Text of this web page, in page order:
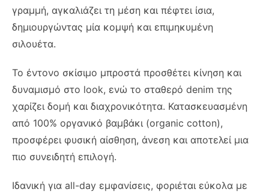
γραμμή, αγκαλιάζει τη μέση και πέφτει ίσια,
δημιουργώντας μία κομψή και επιμηκυμένη
σιλουέτα.
Το έντονο σκίσιμο μπροστά προσθέτει κίνηση και
δυναμισμό στο look, ενώ το σταθερό denim της
χαρίζει δομή και διαχρονικότητα. Κατασκευασμένη
από 100% οργανικό βαμβάκι (organic cotton),
προσφέρει φυσική αίσθηση, άνεση και αποτελεί μια
πιο συνειδητή επιλογή.
Ιδανική για all-day εμφανίσεις, φοριέται εύκολα με